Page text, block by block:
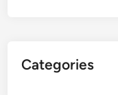
u
d
Categories